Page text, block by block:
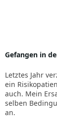
Gefangen in
Letztes Jahr
ein
auch. Mein
selben
an.